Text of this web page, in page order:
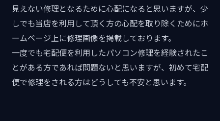
見えない修理となるために心配になると思いますが、少
しでも当店を利用して頂く方の心配を取り除くためにホ
ームページ上に修理画像を掲載しております。
一度でも宅配便を利用したパソコン修理を経験されたこ
とがある方であれば問題ないと思いますが、初めて宅配
便で修理をされる方はどうしても不安と思います。